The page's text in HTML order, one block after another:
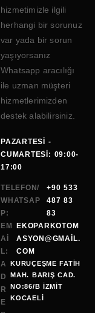
hizmetimizle ilgili
herhangi bir sorunuz
var yada bir sorun
yaşıyorsanız
Whatsapp aracılığı
ile uzman müşteri
hizmetlerimizden
destek alabilirsiniz.
PAZARTESI -
CUMARTESI: 09:00-
17:00
TELEFON/
WHATSAP
P:
+90 533
487 83
83
EM
AI
L:
EKOPARKOTOM
ASYON@GMAİL.
COM
A
D
R
E
KURUÇEŞME FATİH
MAH. BARIŞ CAD.
NO:86/B İZMİT
KOCAELI